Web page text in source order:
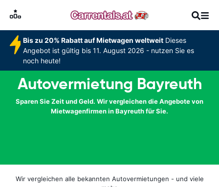
Bis zu 20% Rabatt auf Mietwagen weltweitDieses
Angebot ist gültig bis 11. August 2026 - nutzen Sie es
noch heute!
Autovermietung Bayreuth
Sparen Sie Zeit und Geld. Wir vergleichen die Angebote von
Mietwagenfirmen in Bayreuth für Sie.
Wir vergleichen alle bekannten Autovermietungen - und viele